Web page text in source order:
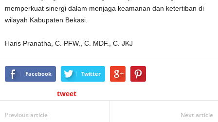
memperkuat sinergi dalam menjaga keamanan dan ketertiban di
wilayah Kabupaten Bekasi.
Haris Pranatha, C. PFW., C. MDF., C. JKJ
Facebook Twitter
tweet
Previous article Next article